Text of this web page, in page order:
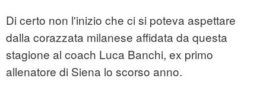
Di certo non l'inizio che ci si poteva aspettare
dalla corazzata milanese affidata da questa
stagione al coach Luca Banchi, ex primo
allenatore di Siena lo scorso anno.